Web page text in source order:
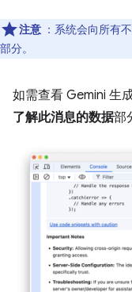
注意 ：系统会向所有
部分。
如需查看 Gemini 生
了解此消息的数据部